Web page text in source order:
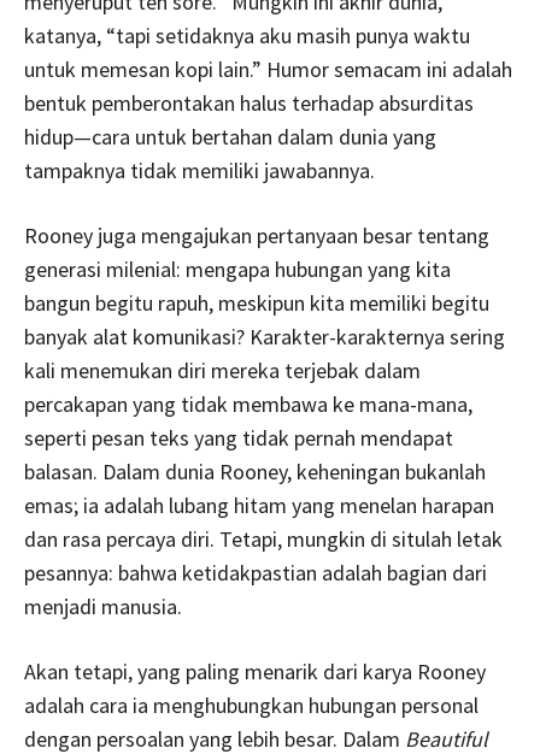
katanya, “tapi setidaknya aku masih punya waktu
untuk memesan kopi lain.” Humor semacam ini adalah
bentuk pemberontakan halus terhadap absurditas
hidup—cara untuk bertahan dalam dunia yang
tampaknya tidak memiliki jawabannya.
Rooney juga mengajukan pertanyaan besar tentang
generasi milenial: mengapa hubungan yang kita
bangun begitu rapuh, meskipun kita memiliki begitu
banyak alat komunikasi? Karakter-karakternya sering
kali menemukan diri mereka terjebak dalam
percakapan yang tidak membawa ke mana-mana,
seperti pesan teks yang tidak pernah mendapat
balasan. Dalam dunia Rooney, keheningan bukanlah
emas; ia adalah lubang hitam yang menelan harapan
dan rasa percaya diri. Tetapi, mungkin di situlah letak
pesannya: bahwa ketidakpastian adalah bagian dari
menjadi manusia.
Akan tetapi, yang paling menarik dari karya Rooney
adalah cara ia menghubungkan hubungan personal
dengan persoalan yang lebih besar. Dalam Beautiful